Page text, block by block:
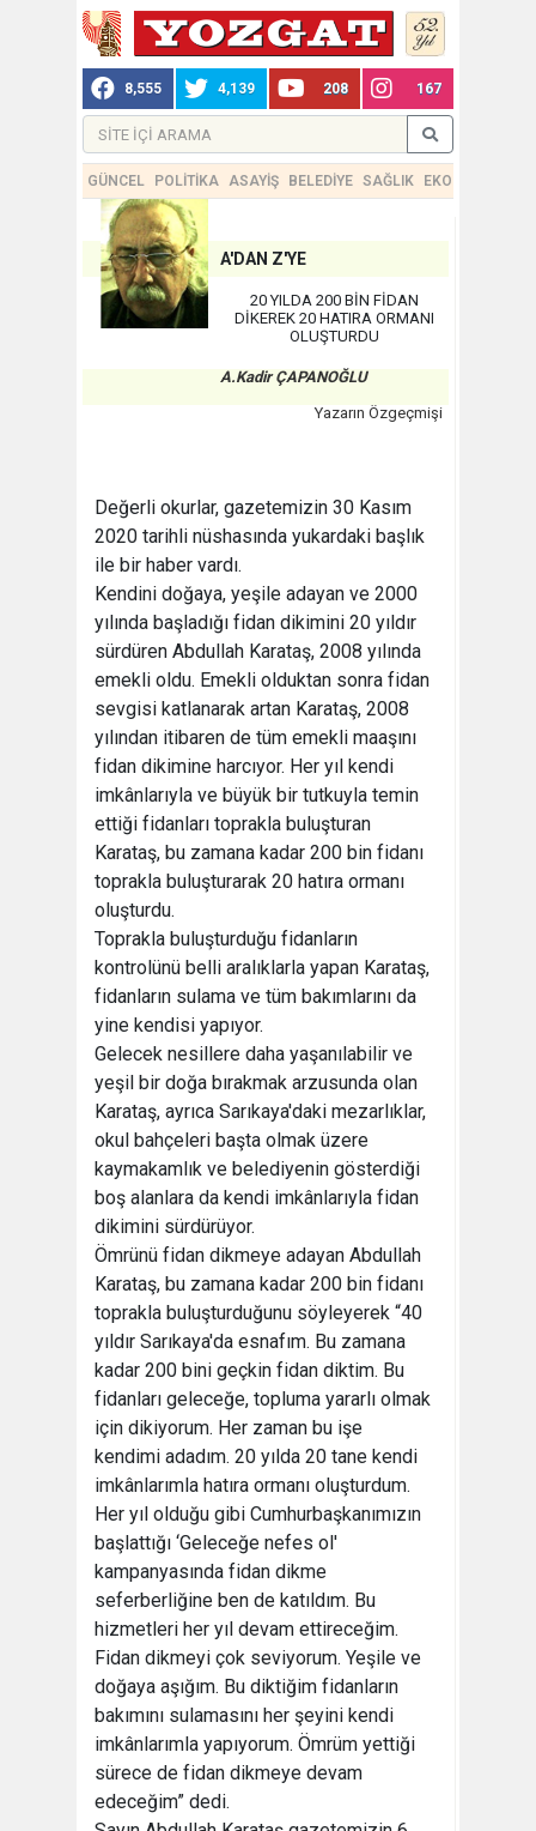
8,555 4,139 208 167
GÜNCEL POLİTİKA ASAYİŞ BELEDİYE SAĞLIK EKONOMİ
A'DAN Z'YE
20 YILDA 200 BİN FİDAN
DİKEREK 20 HATIRA ORMANI
OLUŞTURDU
A.Kadir ÇAPANOĞLU
Yazarın Özgeçmişi
Değerli okurlar, gazetemizin 30 Kasım
2020 tarihli nüshasında yukardaki başlık
ile bir haber vardı.
Kendini doğaya, yeşile adayan ve 2000
yılında başladığı fidan dikimini 20 yıldır
sürdüren Abdullah Karataş, 2008 yılında
emekli oldu. Emekli olduktan sonra fidan
sevgisi katlanarak artan Karataş, 2008
yılından itibaren de tüm emekli maaşını
fidan dikimine harcıyor. Her yıl kendi
imkânlarıyla ve büyük bir tutkuyla temin
ettiği fidanları toprakla buluşturan
Karataş, bu zamana kadar 200 bin fidanı
toprakla buluşturarak 20 hatıra ormanı
oluşturdu.
Toprakla buluşturduğu fidanların
kontrolünü belli aralıklarla yapan Karataş,
fidanların sulama ve tüm bakımlarını da
yine kendisi yapıyor.
Gelecek nesillere daha yaşanılabilir ve
yeşil bir doğa bırakmak arzusunda olan
Karataş, ayrıca Sarıkaya'daki mezarlıklar,
okul bahçeleri başta olmak üzere
kaymakamlık ve belediyenin gösterdiği
boş alanlara da kendi imkânlarıyla fidan
dikimini sürdürüyor.
Ömrünü fidan dikmeye adayan Abdullah
Karataş, bu zamana kadar 200 bin fidanı
toprakla buluşturduğunu söyleyerek “40
yıldır Sarıkaya'da esnafım. Bu zamana
kadar 200 bini geçkin fidan diktim. Bu
fidanları geleceğe, topluma yararlı olmak
için dikiyorum. Her zaman bu işe
kendimi adadım. 20 yılda 20 tane kendi
imkânlarımla hatıra ormanı oluşturdum.
Her yıl olduğu gibi Cumhurbaşkanımızın
başlattığı ‘Geleceğe nefes ol'
kampanyasında fidan dikme
seferberliğine ben de katıldım. Bu
hizmetleri her yıl devam ettireceğim.
Fidan dikmeyi çok seviyorum. Yeşile ve
doğaya aşığım. Bu diktiğim fidanların
bakımını sulamasını her şeyini kendi
imkânlarımla yapıyorum. Ömrüm yettiği
sürece de fidan dikmeye devam
edeceğim” dedi.